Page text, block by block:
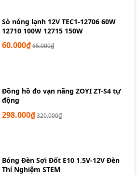
Sò nóng lạnh 12V TEC1-12706 60W
12710 100W 12715 150W
60.000₫65.000₫
Đồng hồ đo vạn năng ZOYI ZT-S4 tự
động
298.000₫320.000₫
Bóng Đèn Sợi Đốt E10 1.5V-12V Đèn
Thí Nghiệm STEM